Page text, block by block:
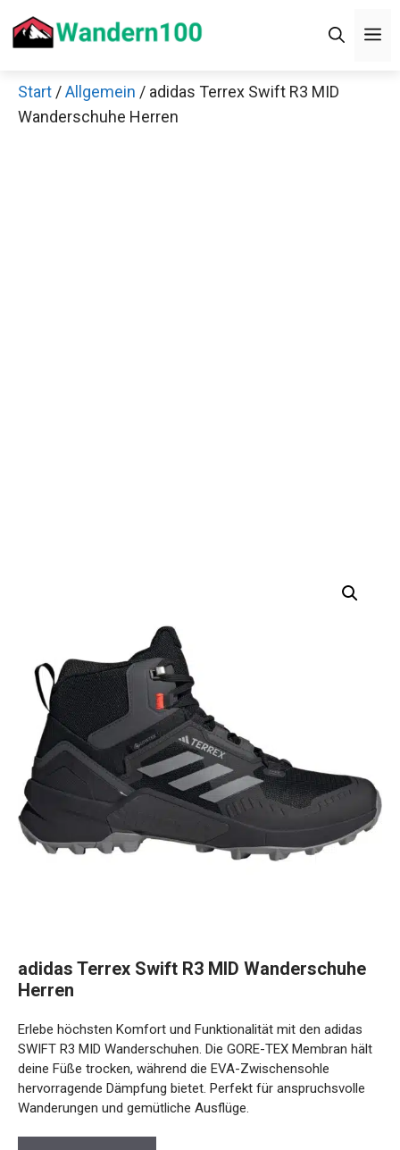
Inhalt
Start /Allgemein / adidas Terrex Swift R3 MID
Wanderschuhe Herren
Herren
SWIFT R3 MID Wanderschuhen. Die GORE-TEX Membran
hält deine Füße trocken, während die EVA-Zwischensohle
hervorragende Dämpfung bietet. Perfekt für anspruchsvolle
Wanderungen und gemütliche Ausflüge.
Decathlon Sale